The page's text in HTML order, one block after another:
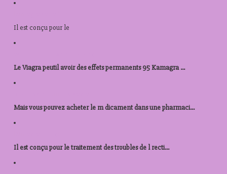
Il est conçu pour le
Le Viagra peutil avoir des effets permanents 95 Kamagra ...
Mais vous pouvez acheter le m dicament dans une pharmaci...
Il est conçu pour le traitement des troubles de l recti...